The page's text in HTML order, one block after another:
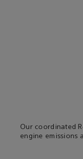
Our coordinated
engine emissions